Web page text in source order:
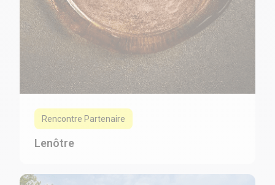
Rencontre Partenaire
Lenôtre